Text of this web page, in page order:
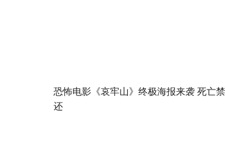
恐怖电影《哀牢山》终极海报来袭 死亡
还